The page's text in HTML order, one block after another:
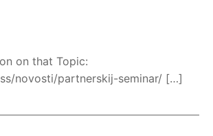
on that Topic:
novosti/partnerskij-seminar/ […]